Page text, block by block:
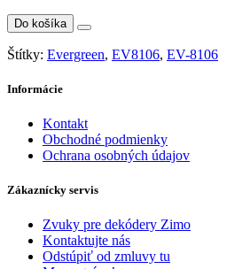
Do košíka
Štítky: Evergreen, EV8106, EV-8106
Informácie
Kontakt
Obchodné podmienky
Ochrana osobných údajov
Zákaznícky servis
Zvuky pre dekódery Zimo
Kontaktujte nás
Odstúpiť od zmluvy tu